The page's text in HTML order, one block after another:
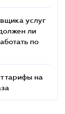
услуг
ли
по
тарифы на